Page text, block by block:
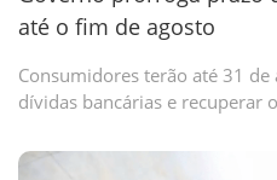
até o fim de agosto
Consumidores terão até 31
dívidas bancárias e recuperar